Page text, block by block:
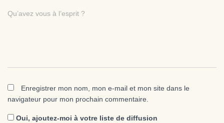
Qu’avez vous à l’esprit ?
Enregistrer mon nom, mon e-mail et mon site dans le
navigateur pour mon prochain commentaire.
Oui, ajoutez-moi à votre liste de diffusion